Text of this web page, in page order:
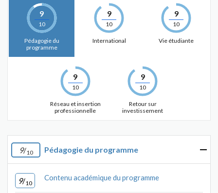
9
10
Pédagogie du
programme
9
10
International
9
10
Vie étudiante
9
10
Réseau et insertion
professionnelle
9
10
Retour sur
investissement
9/10 Pédagogie du programme
9/10
Contenu académique du programme